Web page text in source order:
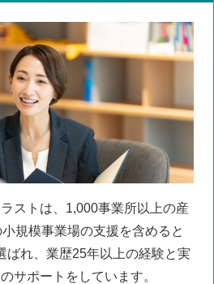
ストは、1,000事業所以上の産
規模事業場の支援を含めると
ばれ、業歴25年以上の経験と実
サポートをしています。